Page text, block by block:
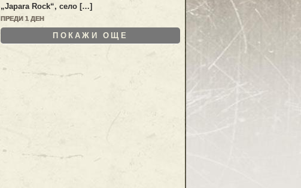
„Japara Rock“, село […]
ПРЕДИ 1 ДЕН
ПОКАЖИ ОЩЕ